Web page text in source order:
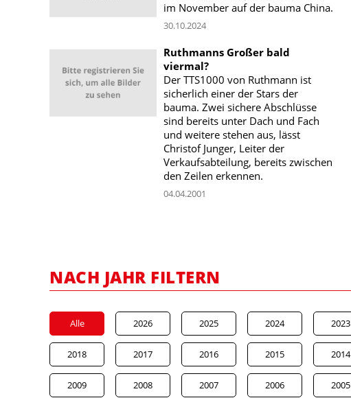
im November auf der bauma China.
30.10.2024
Ruthmanns Großer bald
viermal?
Der TTS1000 von Ruthmann ist
sicherlich einer der Stars der
bauma. Zwei sichere Abschlüsse
sind bereits unter Dach und Fach
und weitere stehen aus, lässt
Christof Junger, Leiter der
Verkaufsabteilung, bereits zwischen
den Zeilen erkennen.
04.04.2001
NACH JAHR FILTERN
Alle 2026 2025 2024 2023
2018 2017 2016 2015 2014
2009 2008 2007 2006 2005